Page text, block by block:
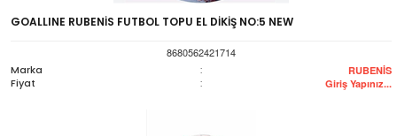
GOALLINE RUBENİS FUTBOL TOPU EL DİKİŞ NO:5 NEW
8680562421714
Marka
: RUBENİS
Fiyat : Giriş Yapınız...